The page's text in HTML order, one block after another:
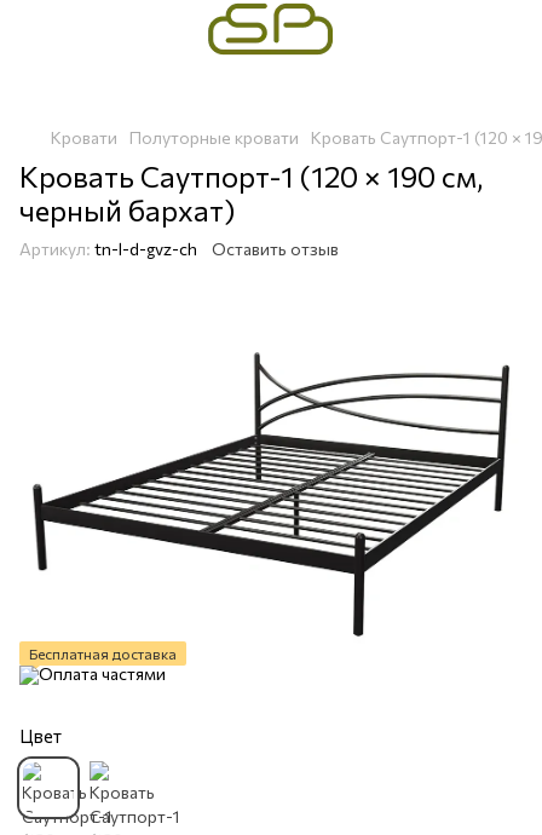
Кровати Полуторные кровати Кровать Саутпорт-1 (120 ×
Кровать Саутпорт-1 (120 × 190 см,
черный бархат)
Артикул: tn-l-d-gvz-ch Оставить отзыв
Бесплатная доставка
Цвет